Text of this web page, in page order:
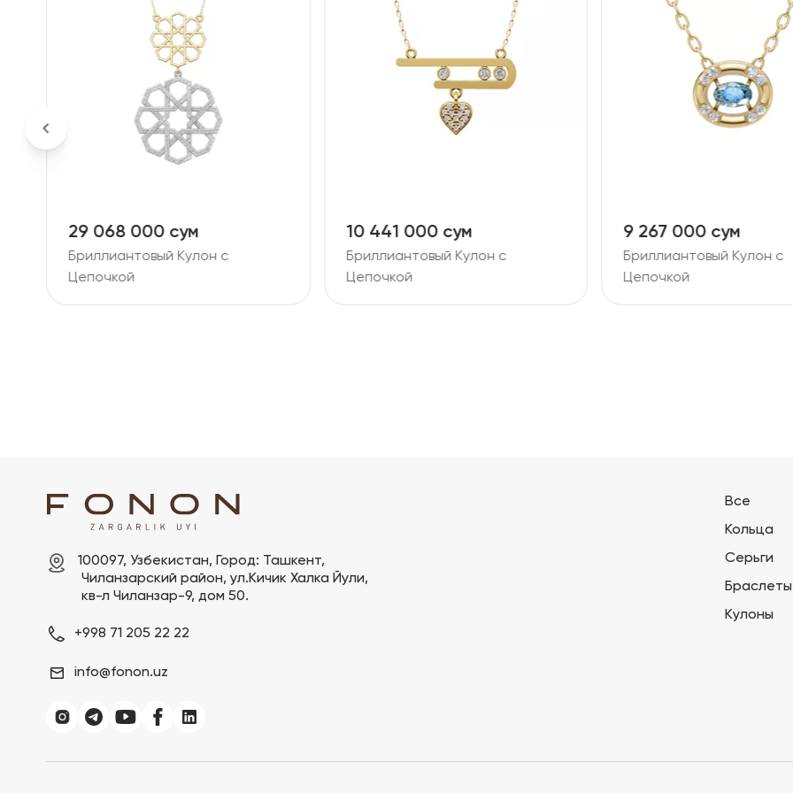
10 441 000 сум
Бриллиантовый Кулон с
Цепочкой
9 267 000 сум
Бриллиантовый Кулон с
Цепочкой
2 940 000 сум
Золотая Цепь с Кулоном
100097, Узбекистан, Город: Ташкент,
кв-л Чиланзар-9, дом 50.
+998 71 205 22 22
info@fonon.uz
Все
Кольца
Серьги
Браслеты
Кулоны